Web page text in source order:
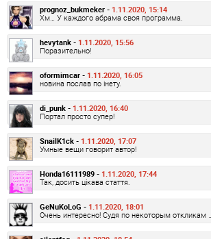
prognoz_bukmeker - 1.11.2020, 15:14
Хм… У каждого абрама своя программа.
hevytank - 1.11.2020, 15:56
Поразительно!
oformimcar - 1.11.2020, 16:05
новина послав по інету.
di_punk - 1.11.2020, 16:40
Портал просто супер!
SnailK1ck - 1.11.2020, 17:07
Умные вещи говорит автор!
Honda16111989 - 1.11.2020, 17:44
Так, досить цікава стаття.
GeNuKoLoG - 1.11.2020, 18:01
Очень интересно! Судя по некоторым откликам ….